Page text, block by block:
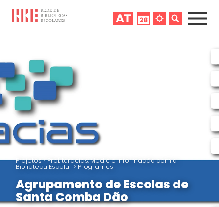
Projetos>ProLiteracias: Media e Informação com a
Biblioteca Escolar > Programas
Agrupamento de Escolas de
Santa Comba Dão